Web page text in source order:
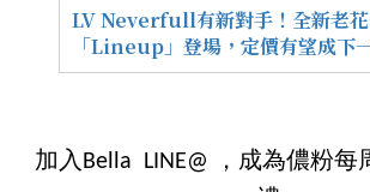
LV Neverfull有新對手！全新老
「Lineup」登場，定價有望成下
加入Bella LINE@ ，成為儂粉每